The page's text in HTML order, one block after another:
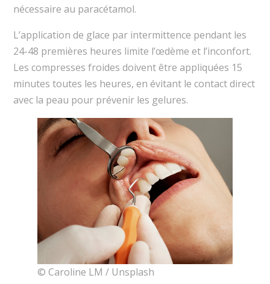
nécessaire au paracétamol.
L’application de glace par intermittence pendant les
24-48 premières heures limite l’œdème et l’inconfort.
Les compresses froides doivent être appliquées 15
minutes toutes les heures, en évitant le contact direct
avec la peau pour prévenir les gelures.
© Caroline LM / Unsplash